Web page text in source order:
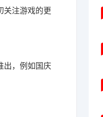
关注游戏的更
出，例如国庆